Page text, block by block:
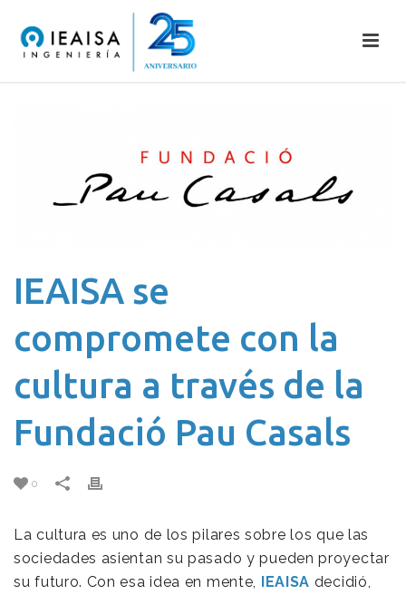
IEAISA se
compromete con la
cultura a través de la
Fundació Pau Casals
0
La cultura es uno de los pilares sobre los que las
sociedades asientan su pasado y pueden proyectar
su futuro. Con esa idea en mente, IEAISA decidió,